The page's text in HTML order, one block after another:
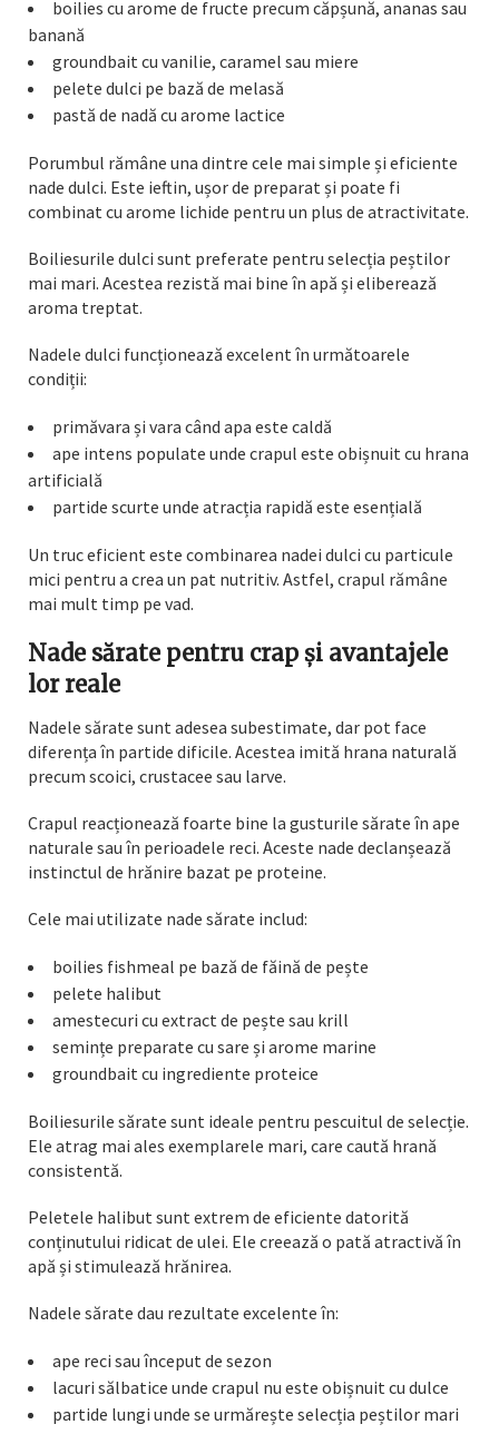
boilies cu arome de fructe precum căpșună, ananas sau
banană
groundbait cu vanilie, caramel sau miere
pelete dulci pe bază de melasă
pastă de nadă cu arome lactice
Porumbul rămâne una dintre cele mai simple și eficiente
nade dulci. Este ieftin, ușor de preparat și poate fi
combinat cu arome lichide pentru un plus de atractivitate.
Boiliesurile dulci sunt preferate pentru selecția peștilor
mai mari. Acestea rezistă mai bine în apă și eliberează
aroma treptat.
Nadele dulci funcționează excelent în următoarele
condiții:
primăvara și vara când apa este caldă
ape intens populate unde crapul este obișnuit cu hrana
artificială
partide scurte unde atracția rapidă este esențială
Un truc eficient este combinarea nadei dulci cu particule
mici pentru a crea un pat nutritiv. Astfel, crapul rămâne
mai mult timp pe vad.
Nade sărate pentru crap și avantajele
lor reale
Nadele sărate sunt adesea subestimate, dar pot face
diferența în partide dificile. Acestea imită hrana naturală
precum scoici, crustacee sau larve.
Crapul reacționează foarte bine la gusturile sărate în ape
naturale sau în perioadele reci. Aceste nade declanșează
instinctul de hrănire bazat pe proteine.
Cele mai utilizate nade sărate includ:
boilies fishmeal pe bază de făină de pește
pelete halibut
amestecuri cu extract de pește sau krill
semințe preparate cu sare și arome marine
groundbait cu ingrediente proteice
Boiliesurile sărate sunt ideale pentru pescuitul de selecție.
Ele atrag mai ales exemplarele mari, care caută hrană
consistentă.
Peletele halibut sunt extrem de eficiente datorită
conținutului ridicat de ulei. Ele creează o pată atractivă în
apă și stimulează hrănirea.
Nadele sărate dau rezultate excelente în:
ape reci sau început de sezon
lacuri sălbatice unde crapul nu este obișnuit cu dulce
partide lungi unde se urmărește selecția peștilor mari